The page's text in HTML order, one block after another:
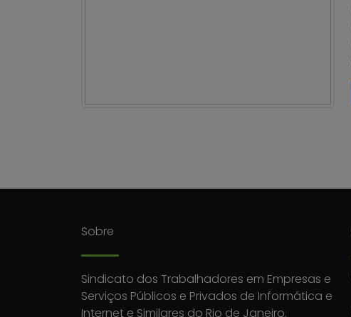
Sobre
Sindicato dos Trabalhadores em Empresas e
Serviços Públicos e Privados de Informática e
Internet e Similares do Rio de Janeiro.